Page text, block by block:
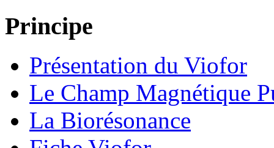
Principe
Présentation du Viofor
Le Champ Magnétique
La Biorésonance